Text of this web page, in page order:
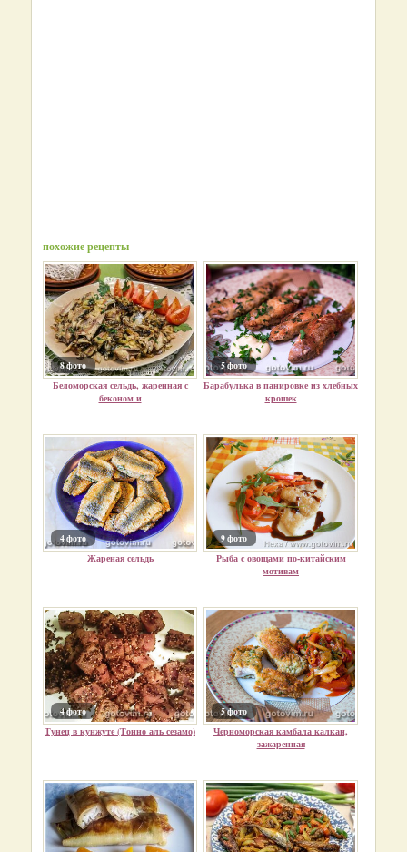
похожие рецепты
8 фото
Беломорская сельдь, жаренная с
беконом и
5 фото
Барабулька в панировке из хлебных
крошек
4 фото
Жареная сельдь
9 фото
Рыба с овощами по-китайским
мотивам
4 фото
Тунец в кунжуте (Тонно аль сезамо)
5 фото
Черноморская камбала калкан,
зажаренная